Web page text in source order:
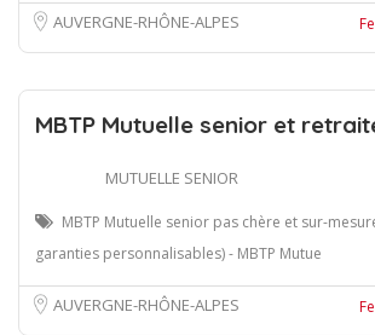
AUVERGNE-RHÔNE-ALPES
MBTP Mutuelle senior et
MUTUELLE SENIOR
MBTP Mutuelle senior pas chère et sur-
garanties personnalisables) - MBTP Mutue
AUVERGNE-RHÔNE-ALPES